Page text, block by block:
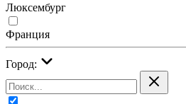
Люксембург
Франция
Город: